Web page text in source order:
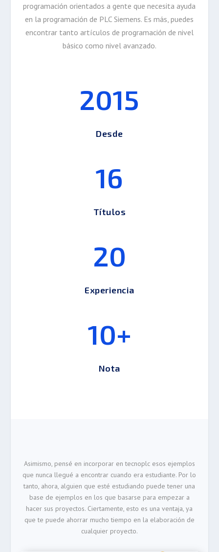
programación orientados a gente que necesita ayuda
en la programación de PLC Siemens. Es más, puedes
encontrar tanto artículos de programación de nivel
básico como nivel avanzado.
2015
Desde
16
Títulos
20
Experiencia
10+
Nota
Asimismo, pensé en incorporar en tecnoplc esos ejemplos
que nunca llegué a encontrar cuando era estudiante. Por lo
tanto, ahora, alguien que esté estudiando puede tener una
base de ejemplos en los que basarse para empezar a
hacer sus proyectos. Ciertamente, esto es una ventaja, ya
que te puede ahorrar mucho tiempo en la elaboración de
cualquier proyecto.